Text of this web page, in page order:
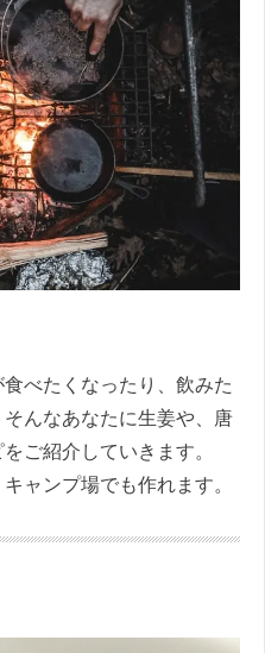
べたくなったり、飲みた
んなあなたに生姜や、唐
ご紹介していきます。
ャンプ場でも作れます。